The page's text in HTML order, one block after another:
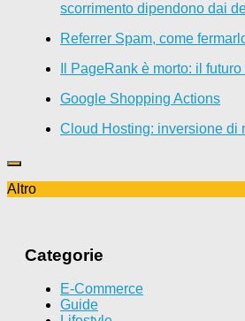
scorrimento dipendono dai
Referrer Spam, come
Il PageRank è morto: il
Google Shopping Actions
Cloud Hosting: inversione di
Altro
Categorie
E-Commerce
Guide